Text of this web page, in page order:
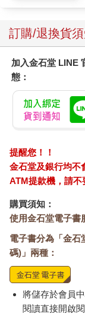
天若能把某件事重
氣採九籃，編草繩
九次時，忍不住笑
角度想，能夠這樣
肯定蘊藏著希望吧！
若進一步探究節氣
像掀開紙頁的一角
嘆。那麼，「九回
麼平日做的事，在
亮；偶數屬陰，代
投機取巧，踏實完
最終一定能迎來圓
立春的習俗中，最
聯）。迎接新春之
立春大吉 建陽多慶
春回大地，願吉事
壽如山 富如海
如高山一般長壽，
訂購/退換貨
加入金石堂 LINE
態：
提醒您！！
金石堂及銀行均不
ATM提款機，請不
購買須知：
使用金石堂電子書
電子書分為「金
碼)」兩種：
將儲存於會員
閱讀直接開啟閱